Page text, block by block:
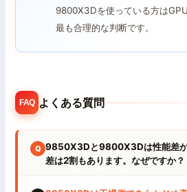
9800X3Dを使っている方は
最も合理的な判断です。
FAQ よくある質問
9850X3Dと9800X3Dは性能差
差は2割もあります。なぜですか？